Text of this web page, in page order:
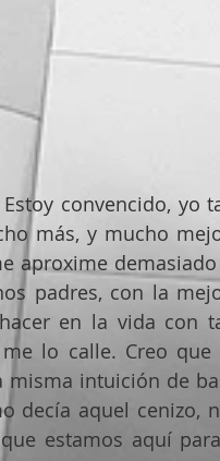
convencido, yo
más, y mucho
aproxime
padres, con la
en la vida con
lo calle. Creo que
intuición de
decía aquel cenizo,
estamos aquí